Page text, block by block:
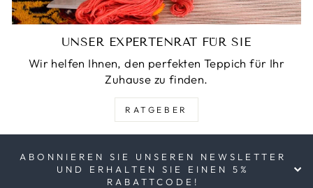
UNSER EXPERTENRAT FÜR SIE
Wir helfen Ihnen, den perfekten Teppich für Ihr
Zuhause zu finden.
RATGEBER
ABONNIEREN SIE UNSEREN NEWSLETTER
UND ERHALTEN SIE EINEN 5%
RABATTCODE!